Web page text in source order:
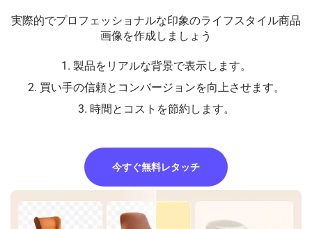
実際的でプロフェッショナルな印象のライフスタイル商品
画像を作成しましょう
1. 製品をリアルな背景で表示します。
2. 買い手の信頼とコンバージョンを向上させます。
3. 時間とコストを節約します。
今すぐ無料レタッチ